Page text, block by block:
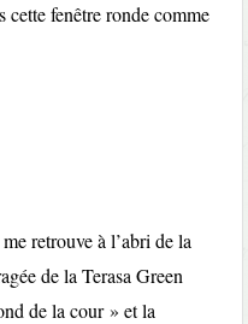
cette fenêtre ronde comme
retrouve à l’abri de la
de la Terasa Green
de la cour » et la